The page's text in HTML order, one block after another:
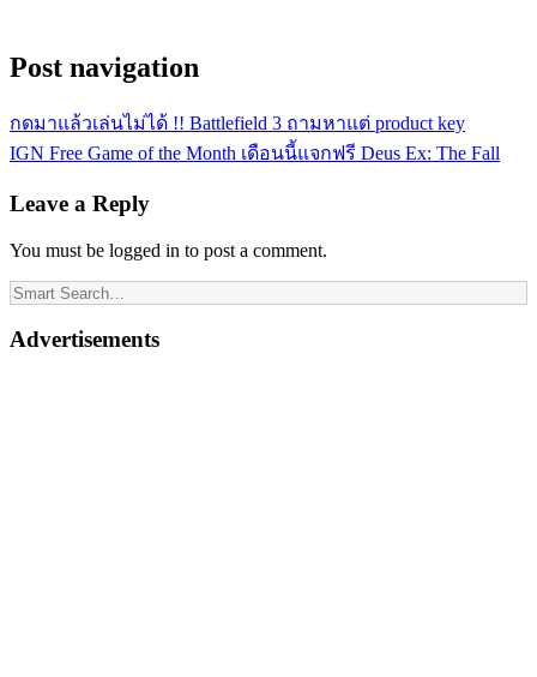
Post navigation
กดมาแล้วเล่นไม่ได้ !! Battlefield 3 ถามหาแต่ product key
IGN Free Game of the Month เดือนนี้แจกฟรี Deus Ex: The Fall
Leave a Reply
You must be logged in to post a comment.
Advertisements